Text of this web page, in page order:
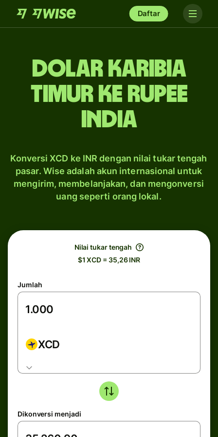
Daftar
dolar Karibia
Timur ke rupee
India
Konversi XCD ke INR dengan nilai tukar tengah
pasar. Wise adalah akun internasional untuk
mengirim, membelanjakan, dan mengonversi
uang seperti orang lokal.
Nilai tukar tengah
$1 XCD = 35,26 INR
Jumlah
XCD
Dikonversi menjadi